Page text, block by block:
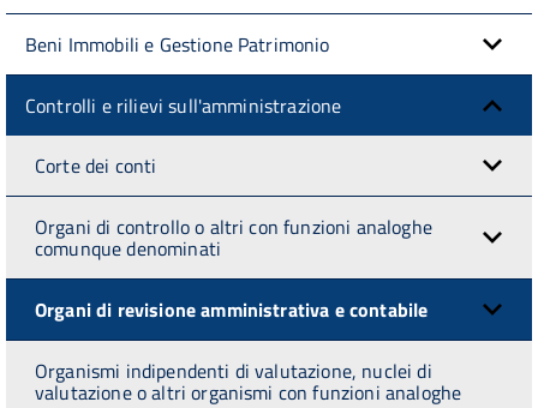
Beni Immobili e Gestione Patrimonio
Controlli e rilievi sull'amministrazione
Corte dei conti
Organi di controllo o altri con funzioni analoghe
comunque denominati
Organi di revisione amministrativa e contabile
Organismi indipendenti di valutazione, nuclei di
valutazione o altri organismi con funzioni analoghe